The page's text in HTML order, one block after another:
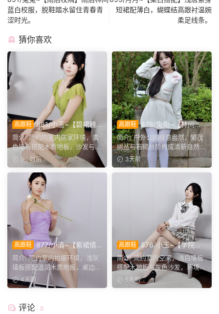
蓝白校服，脱鞋踏水留住青春青
涩时光。
短裙配薄白，蝴蝶结高跟衬温婉
柔足线条。
猜你喜欢
高跟鞋 881/小玉~【碧裙雅
姿】一室柔光衬绿裙，错落姿
态尽显温婉格调。
简介: 简约的室内居家环境，素
色墙板搭配木质地板，沙发与办
公椅丰富场景层次。小...
9小时前
高跟鞋
878/兔兔~【林间甜
序】公园翠色环绕，粉白装
束，动静间尽显少女娇柔风
姿。
简介: 户外公园绿意盎然，繁茂
树丛与石砌台阶构成清新自然环
境。兔兔身着白调小香...
3天前
高跟鞋 877/小清~【紫裙倩
影】紫裙衬温婉，轻咳敛神
态，步履尽显优雅格调。
简介: 简约室内拍摄环境，浅灰
墙板搭配温润木质地板，桌边鲜
花点缀空间氛围。小清...
4天前
高跟鞋 876/小玉~【学院闲
叙】室间学院格调，抬脚轻卸
鞋履，尽显少女灵动姿态。
简介: 简约室内空间，浅白墙板
搭配木地板与灰色沙发，环境干
净素雅。小玉身着学院...
5天前
评论 0